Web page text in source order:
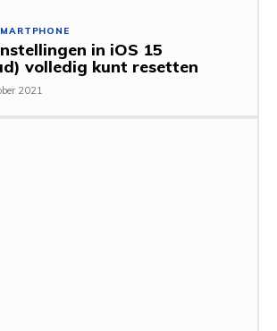
in iOS 15
volledig kunt resetten
2021